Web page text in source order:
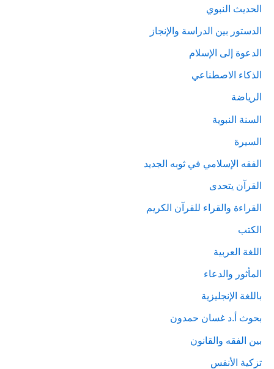
الحديث النبوي
الدستور بين الدراسة والإنجاز
الدعوة إلى الإسلام
الذكاء الاصطناعي
الرياضة
السنة النبوية
السيرة
الفقه الإسلامي في ثوبه الجديد
القرآن يتحدى
القراءة والقراء للقرآن الكريم
الكتب
اللغة العربية
المأثور والدعاء
باللغة الإنجليزية
بحوث أ.د غسان حمدون
بين الفقه والقانون
تزكية الأنفس